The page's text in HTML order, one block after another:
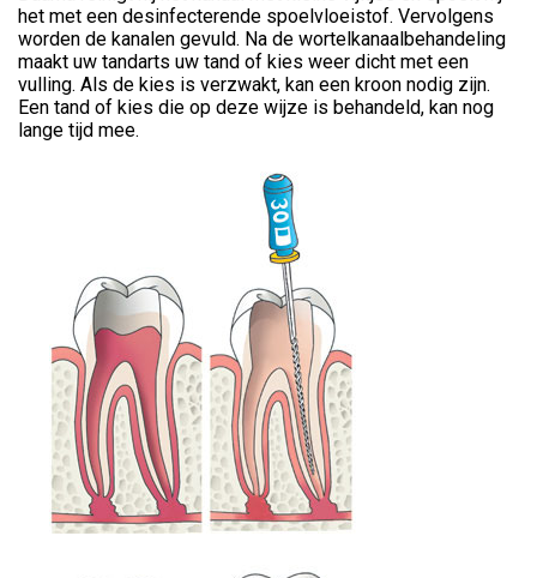
het met een desinfecterende spoelvloeistof. Vervolgens
worden de kanalen gevuld. Na de wortelkanaalbehandeling
maakt uw tandarts uw tand of kies weer dicht met een
vulling. Als de kies is verzwakt, kan een kroon nodig zijn.
Een tand of kies die op deze wijze is behandeld, kan nog
lange tijd mee.